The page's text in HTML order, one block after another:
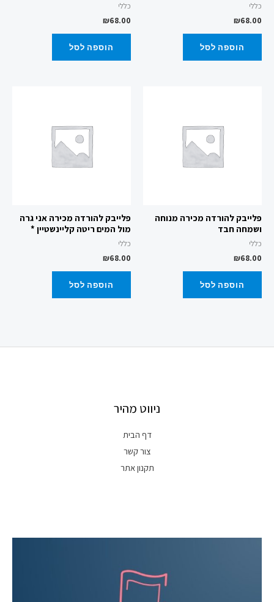
כללי
₪68.00
הוספה לסל
כללי
₪68.00
הוספה לסל
פלייבק להורדה מכירה מנוחה
ושמחה חבד
כללי
₪68.00
הוספה לסל
פלייבק להורדה מכירה אני גרה
מול המים ריטה קליינשטיין *
כללי
₪68.00
הוספה לסל
ניווט מהיר
דף הבית
צור קשר
תקנון אתר